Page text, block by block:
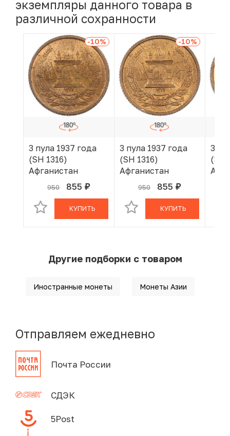
экземпляры данного товара в
различной сохранности
-10%
3 пула 1937 года
(SH 1316)
Афганистан
950 855 руб.
В КОРЗИНЕ
КУПИТЬ
-10%
3 пула 1937 года
(SH 1316)
Афганистан
950 855 руб.
В КОРЗИНЕ
КУПИТЬ
3
(SH
Другие подборки с товаром
Иностранные монеты Монеты Азии
Отправляем ежедневно
Почта России
СДЭК
5Post